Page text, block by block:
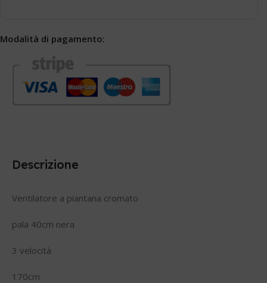
Modalità di pagamento:
Descrizione
Ventilatore a piantana cromato
pala 40cm nera
3 velocità
170cm